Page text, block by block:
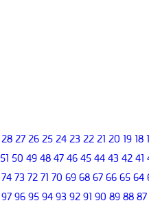
18
19
20
21
22
23
24
25
26
27
28
41
42
43
44
45
46
47
48
49
50
51
64
65
66
67
68
69
70
71
72
73
74
87
88
89
90
91
92
93
94
95
96
97